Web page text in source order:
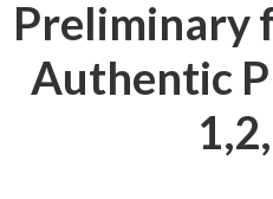
Preliminary
Authentic